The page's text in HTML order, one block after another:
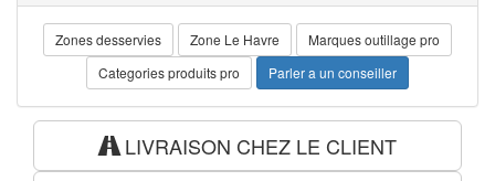
Zones desservies Zone Le Havre
Marques outillage pro
Categories produits pro
Parler a un conseiller
LIVRAISON CHEZ LE CLIENT